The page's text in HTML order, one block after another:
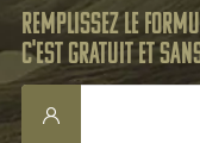
Remplissez le
C'est gratuit et